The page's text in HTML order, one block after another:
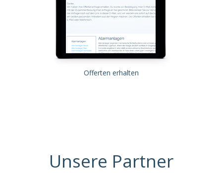
Offerten erhalten
Unsere Partner